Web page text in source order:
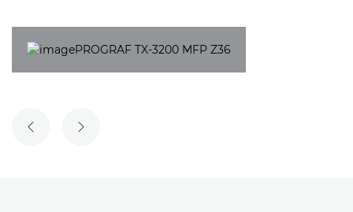
ПРЕДЫДУЩИЙ СЛАЙД
СЛЕДУЮЩИЙ СЛАЙД